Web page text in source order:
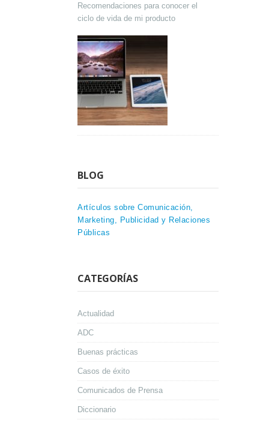
Recomendaciones para conocer el
ciclo de vida de mi producto
BLOG
Artículos sobre Comunicación,
Marketing, Publicidad y Relaciones
Públicas
CATEGORÍAS
Actualidad
ADC
Buenas prácticas
Casos de éxito
Comunicados de Prensa
Diccionario